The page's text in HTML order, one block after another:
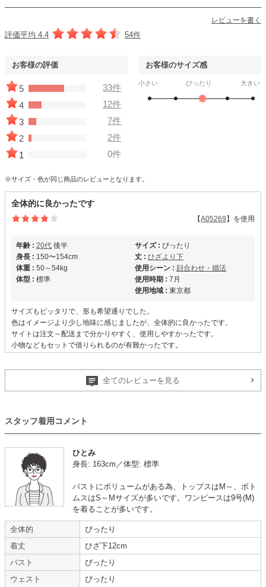
レビューを書く
評価平均 4.4 54件
お客様の評価
5
33件
4
12件
3
7件
2
2件
1
0件
お客様のサイズ感
小さい ぴったり 大きい
※サイズ・色が同じ商品のレビューとなります。
全体的に良かったです
【A05269 】を使用
年齢 : 20代 後半
身長 : 150〜154cm
体重 : 50～54kg
体型 : 標準
サイズ : ぴったり
丈 : ひざより下
使用シーン : 顔合わせ・婚活
使用時期 : 7月
使用地域 : 東京都
サイズもピッタリで、形も希望通りでした。
色はイメージより少し地味に感じましたが、全体的に良かったです。
サイトは注文～配送まで分かりやすく、使用しやすかったです。
小物などもセットで借りられるのが有難かったです。
mebelle muse VIWOMINA
年齢 : 50代
身長 :155〜159cm
体重 :50～54kg
丈 : ふくらはぎ
使用シーン : 会社の 結婚式
使用時期 :
【一緒に注文した商品】
全てのレビューを見る
スタッフ着用コメント
ひとみ
身長: 163cm／体型: 標準
バストにボリュームがある為、トップスはM～、ボト
ムスはS～Mサイズが多いです。ワンピースは9号(M)
を着ることが多いです。
全体的
ぴったり
着丈
ひざ下12cm
バスト
ぴったり
ウェスト
ぴったり